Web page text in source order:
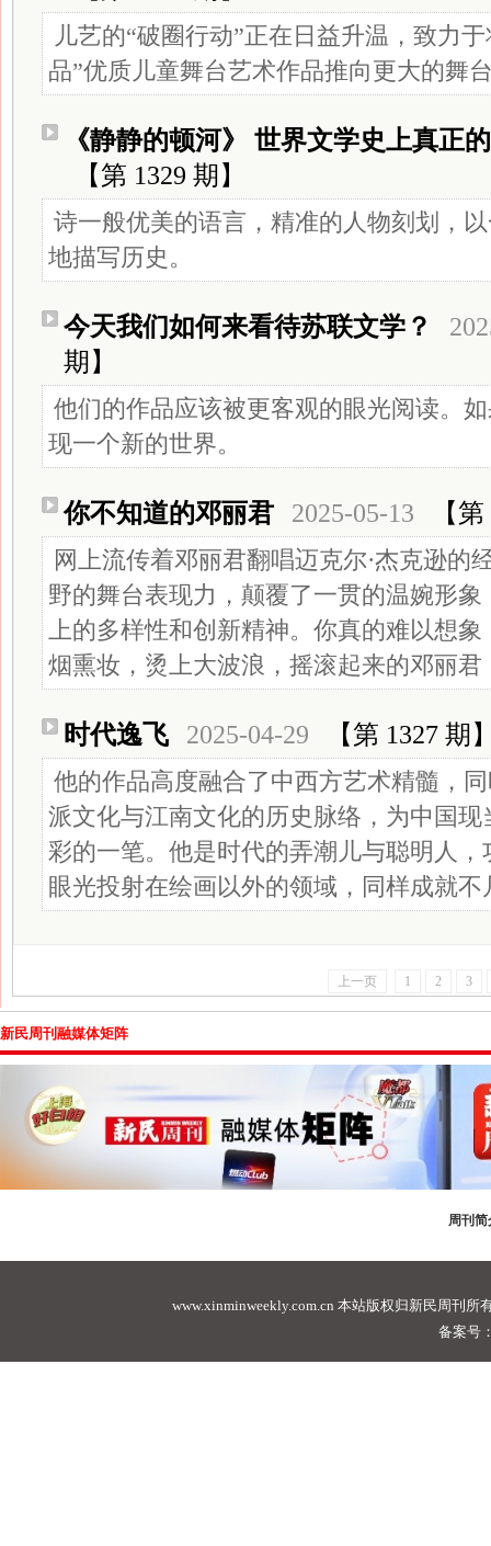
儿艺的“破圈行动”正在日益升温，致力
品”优质儿童舞台艺术作品推向更大的舞
《静静的顿河》 世界文学史上真正
【第 1329 期】
诗一般优美的语言，精准的人物刻划，
地描写历史。
今天我们如何来看待苏联文学？
期】
他们的作品应该被更客观的眼光阅读。
现一个新的世界。
你不知道的邓丽君 2025-05-13 【
网上流传着邓丽君翻唱迈克尔·杰克逊的
野的舞台表现力，颠覆了一贯的温婉形
上的多样性和创新精神。你真的难以想
烟熏妆，烫上大波浪，摇滚起来的邓丽君
时代逸飞 2025-04-29 【第 1327 期
他的作品高度融合了中西方艺术精髓，
派文化与江南文化的历史脉络，为中国
彩的一笔。他是时代的弄潮儿与聪明人
眼光投射在绘画以外的领域，同样成就
上一页 1 2 3
新民周刊融媒体矩阵
周刊简
www.xinminweekly.com.cn 本站版权归新民周刊所
备案号